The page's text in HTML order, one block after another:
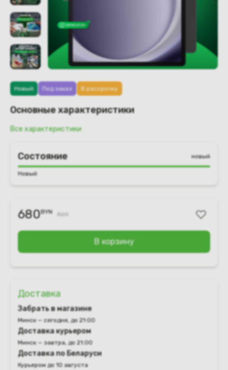
Новый Под заказ В рассрочку
Основные характеристики
Все характеристики
Состояние новый
Новый
680BYN 820
В корзину
Доставка
Забрать в магазине
Минск — сегодня, до 21:00
Доставка курьером
Минск — завтра, до 21:00
Доставка по Беларуси
Курьером до 10 августа